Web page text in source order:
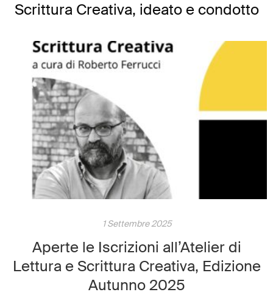
Scrittura Creativa, ideato e condotto
partecipazione dell’editrice Daniela
Spagnol. Un percorso dedicato a chi
ama le parole, desidera affinare le
proprie […]
1 Settembre 2025
Aperte le Iscrizioni all’Atelier di
Lettura e Scrittura Creativa, Edizione
Autunno 2025